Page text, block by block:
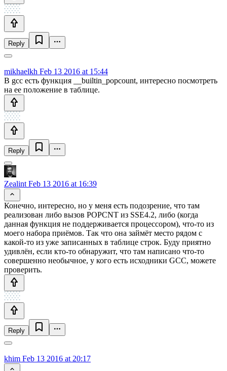
Reply
mikhaelkh Feb 13 2016 at 15:44
В gcc есть функция __builtin_popcount, интересно посмотреть
на ее положение в таблице.
Reply
Zealint Feb 13 2016 at 16:39
Конечно, интересно, но у меня есть подозрение, что там
реализован либо вызов POPCNT из SSE4.2, либо (когда
данная функция не поддерживается процессором), что-то из
моего набора приёмов. Так что она займёт место рядом с
какой-то из уже записанных в таблице строк. Буду приятно
удивлён, если кто-то обнаружит, что там написано что-то
совершенно необычное, у кого есть исходники GCC, можете
проверить.
Reply
khim Feb 13 2016 at 20:17